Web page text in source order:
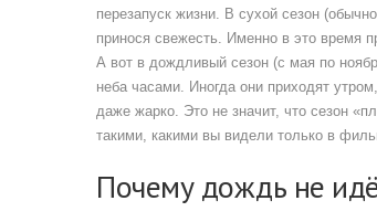
перезапуск жизни. В сухой сезон
принося свежесть. Именно в это время
А вот в дождливый сезон (с мая по
неба часами. Иногда они приходят
даже жарко. Это не значит, что сезон
такими, какими вы видели только в
Почему дождь не